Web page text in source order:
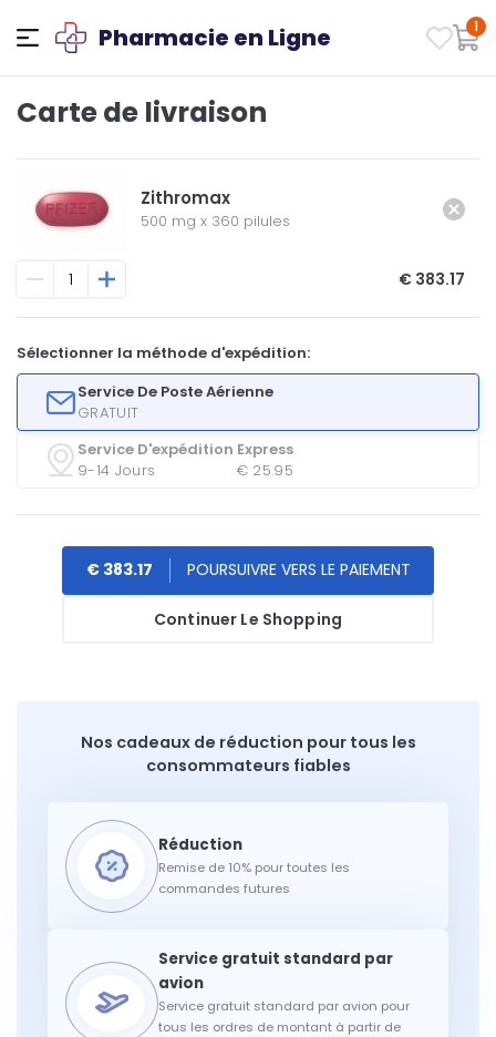
Pharmacie en Ligne 1
Carte de livraison
Zithromax
500 mg x 360 pilules
€ 383.17
Sélectionner la méthode d'expédition:
Service De Poste Aérienne
GRATUIT
Service D'expédition Express
9-14 Jours
€ 25.95
Continuer Le Shopping
€ 383.17
Nos cadeaux de réduction pour tous les
consommateurs fiables
Remise de 10% pour toutes les
commandes futures
Service gratuit standard par avion pour
tous les ordres de montant à partir de